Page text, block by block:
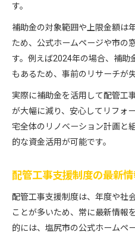
配管工事援助申請前
塩尻市での配管工事
配管工事援助でよく
す。
補助金の対象範囲や上限金額は
ため、公式ホームページや市の
す。例えば2024年の場合、補助
もあるため、事前のリサーチが
実際に補助金を活用して配管工
が大幅に減り、安心してリフォ
宅全体のリノベーション計画と
的な資金活用が可能です。
配管工事支援制度の最新
配管工事支援制度は、年度や社
ことが多いため、常に最新情報
的には、塩尻市の公式ホームペ